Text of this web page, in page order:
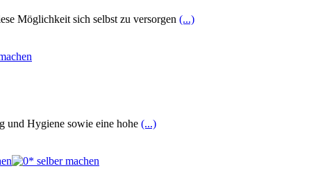
Möglichkeit sich selbst zu versorgen (...)
und Hygiene sowie eine hohe (...)